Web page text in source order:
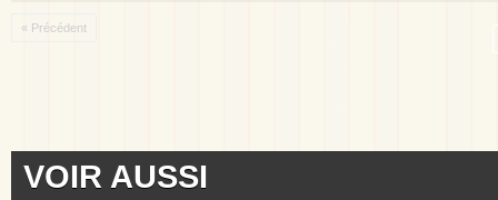
« Précédent
VOIR AUSSI